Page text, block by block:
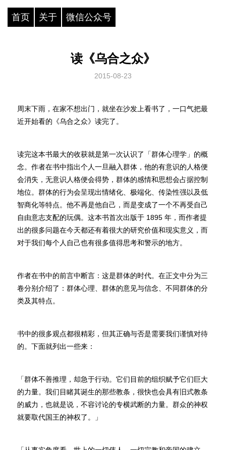
首页 关于 微信公众号
读《乌合之众》
2015-08-23
周末下雨，在家不想出门，就坐在沙发上看书了，一口气把最
近开始看的《乌合之众》读完了。
读完这本书最大的收获就是第一次认识了「群体心理学」的概
念。作者在书中指出个人一旦融入群体，他的有意识的人格便
会消失，无意识人格便会得势，群体的感情和思想会占据控制
地位。群体的行为会呈现出情绪化、极端化、传染性强以及低
智商化等特点。他不再是他自己，而是变成了一个不再受自己
自由意志支配的玩偶。这本书首次出版于 1895 年，而作者提
出的很多问题在今天都还有着很大的研究价值和现实意义，而
对于我们每个人自己也有很多值得思考和警示的地方。
作者在书中的前言中断言：这是群体的时代。在正文中分为三
卷分别介绍了：群体心理、群体的意见与信念、不同群体的分
类及其特点。
书中的很多观点都很精彩，但其正确与否是需要我们谨慎对待
的。下面就列出一些来：
「群体不善推理，却急于行动。它们目前的组织赋予它们巨大
的力量。我们目睹其诞生的那些教条，很快也会具有旧式教条
的威力，也就是说，不容讨论的专横武断的力量。群众的神权
就要取代国王的神权了。」